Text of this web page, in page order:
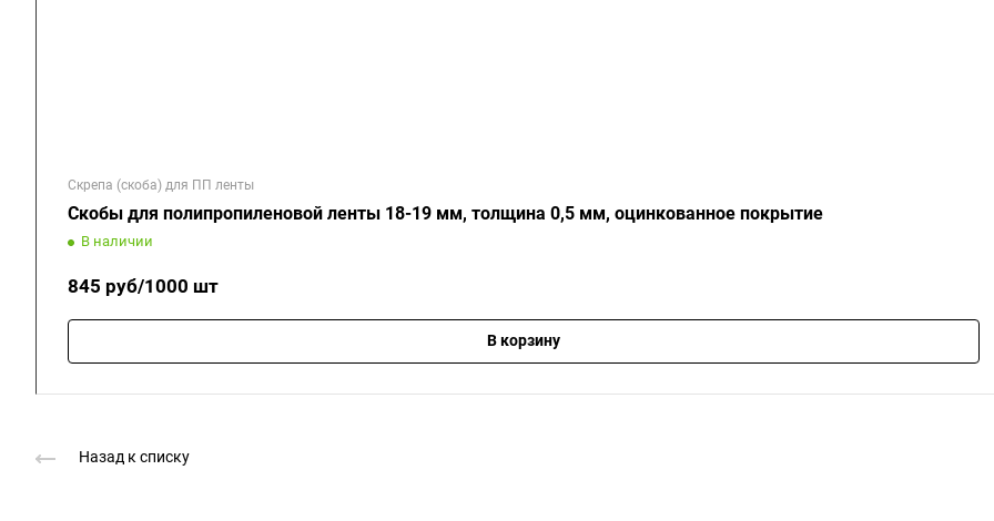
Скрепа (скоба) для ПП ленты
Скобы для полипропиленовой ленты 18-19 мм, толщина 0,5 мм, оцинкованное покрытие
В наличии
845 руб/1000 шт
В корзину
Назад к списку